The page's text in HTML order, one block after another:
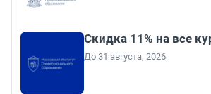
Скидка 11% на все
До 31 августа, 2026